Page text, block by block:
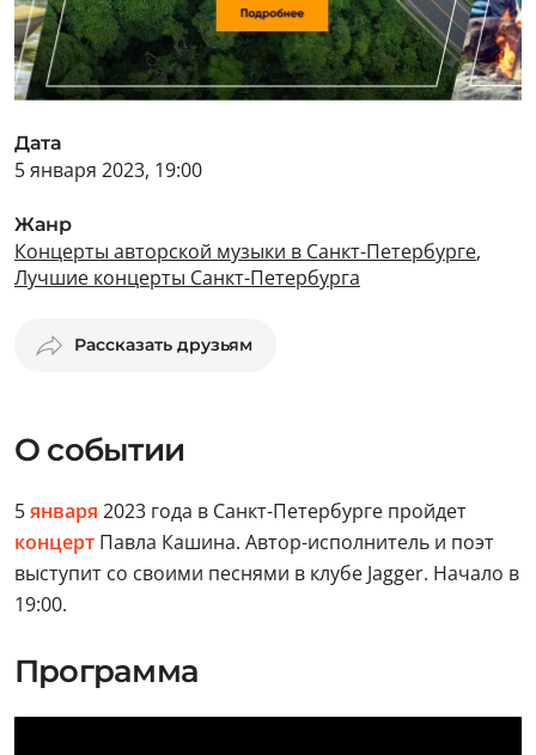
Дата
5 января 2023, 19:00
Жанр
Концерты авторской музыки в Санкт-Петербурге,
Лучшие концерты Санкт-Петербурга
Рассказать друзьям
О событии
5января 2023 года в Санкт-Петербурге пройдет
концерт Павла Кашина. Автор-исполнитель и поэт
выступит со своими песнями в клубе Jagger. Начало в
19:00.
Программа